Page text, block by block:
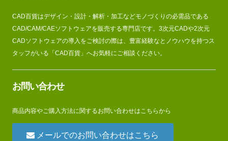
CAD百貨はデザイン・設計・解析・加工などモノづくりの必需品である
CAD/CAM/CAEソフトウェアを販売する専門店です。3次元CADや2次元
CADソフトウェアの導入をご検討の際は、豊富経験なとノウハウを持つス
タッフがいる「CAD百貨」へお気軽にご相談ください。
お問い合わせ
商品内容やご購入方法に関するお問い合わせはこちらから
メールでのお問い合わせはこちら